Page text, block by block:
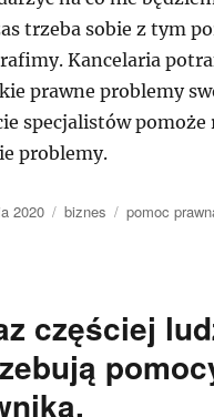
trzeba sobie z tym
Kancelaria
prawne problemy
specjalistów pomoże
problemy.
2020 Kategorie
biznes Tagi
pomoc
częściej